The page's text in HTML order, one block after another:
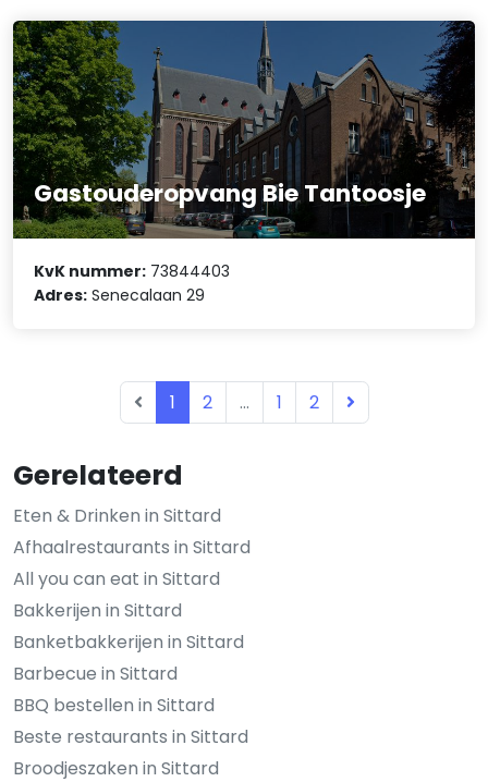
Gerelateerd
Eten & Drinken in Sittard
Afhaalrestaurants in Sittard
All you can eat in Sittard
Bakkerijen in Sittard
Banketbakkerijen in Sittard
Barbecue in Sittard
BBQ bestellen in Sittard
Beste restaurants in Sittard
Broodjeszaken in Sittard
Gastouderopvang Bie Tantoosje
KvK nummer: 73844403
Adres: Senecalaan 29
1 2 ... 1 2